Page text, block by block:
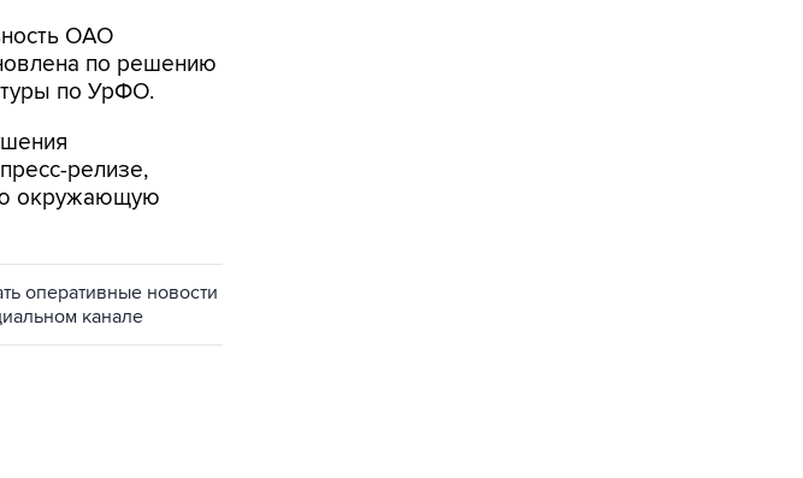
ОАО
по решению
по УрФО.
релизе,
окружающую
оперативные новости
канале